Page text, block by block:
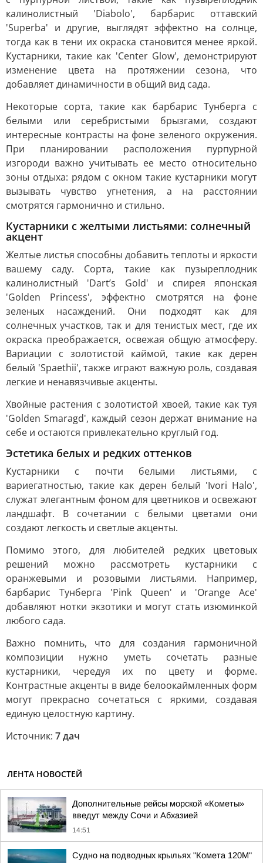
калинолистный 'Diabolo', барбарис оттавский
'Superba' и другие, выглядят эффектно на солнце,
тогда как в тени их окраска становится менее яркой.
Кустарники, такие как 'Center Glow', демонстрируют
изменение цвета на протяжении сезона, что
добавляет динамичности в общий вид сада.
Некоторые сорта, такие как барбарис Тунберга с
белыми или серебристыми брызгами, создают
интересные контрасты на фоне зеленого окружения.
При планировании расположения пурпурной
изгороди важно учитывать ее место относительно
зоны отдыха: рядом с окном такие кустарники могут
вызывать чувство угнетения, а на расстоянии
смотрятся гармонично и стильно.
Кустарники с желтыми листьями: солнечный
акцент
Желтые листья способны добавить теплоты и яркости
вашему саду. Сорта, такие как пузыреплодник
калинолистный 'Dart’s Gold' и спирея японская
'Golden Princess', эффектно смотрятся на фоне
зеленых насаждений. Они подходят как для
солнечных участков, так и для тенистых мест, где их
окраска преображается, освежая общую атмосферу.
Вариации с золотистой каймой, такие как дерен
белый 'Spaethii', также играют важную роль, создавая
легкие и ненавязчивые акценты.
Хвойные растения с золотистой хвоей, такие как туя
'Golden Smaragd', каждый сезон держат внимание на
себе и остаются привлекательно круглый год.
Эстетика белых и редких оттенков
Кустарники с почти белыми листьями, с
вариегатностью, такие как дерен белый 'Ivori Halo',
служат элегантным фоном для цветников и освежают
ландшафт. В сочетании с белыми цветами они
создают легкость и светлые акценты.
Помимо этого, для любителей редких цветовых
решений можно рассмотреть кустарники с
оранжевыми и розовыми листьями. Например,
барбарис Тунберга 'Pink Queen' и 'Orange Ace'
добавляют нотки экзотики и могут стать изюминкой
любого сада.
Важно помнить, что для создания гармоничной
композиции нужно уметь сочетать разные
кустарники, чередуя их по цвету и форме.
Контрастные акценты в виде белоокаймленных форм
могут прекрасно сочетаться с яркими, создавая
единую целостную картину.
Источник: 7 дач
ЛЕНТА НОВОСТЕЙ
Дополнительные рейсы морской «Кометы»
введут между Сочи и Абхазией
14:51
Судно на подводных крыльях "Комета 120М"